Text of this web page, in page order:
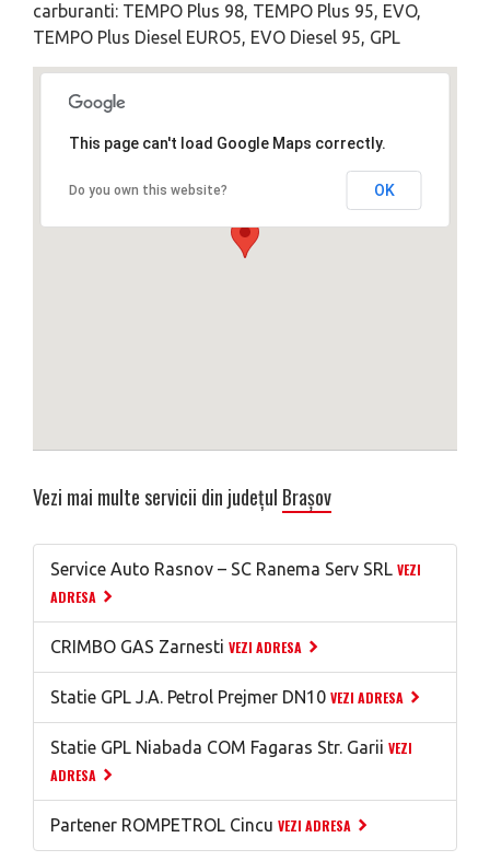
carburanti: TEMPO Plus 98, TEMPO Plus 95, EVO,
TEMPO Plus Diesel EURO5, EVO Diesel 95, GPL
This page can't load Google Maps correctly.
Do you own this website? OK
Vezi mai multe servicii din județul Brașov
Service Auto Rasnov – SC Ranema Serv SRL VEZI
ADRESA
CRIMBO GAS Zarnesti VEZI ADRESA
Statie GPL J.A. Petrol Prejmer DN10 VEZI ADRESA
Statie GPL Niabada COM Fagaras Str. Garii VEZI
ADRESA
Partener ROMPETROL Cincu VEZI ADRESA